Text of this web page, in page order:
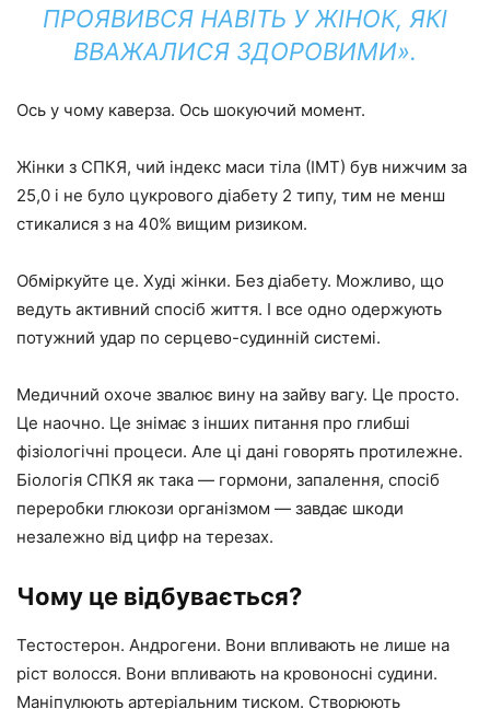
ПРОЯВИВСЯ НАВІТЬ У ЖІНОК, ЯКІ
ВВАЖАЛИСЯ ЗДОРОВИМИ».
Ось у чому каверза. Ось шокуючий момент.
Жінки з СПКЯ, чий індекс маси тіла (ІМТ) був нижчим за
25,0 і не було цукрового діабету 2 типу, тим не менш
стикалися з на 40% вищим ризиком.
Обміркуйте це. Худі жінки. Без діабету. Можливо, що
ведуть активний спосіб життя. І все одно одержують
потужний удар по серцево-судинній системі.
Медичний охоче звалює вину на зайву вагу. Це просто.
Це наочно. Це знімає з інших питання про глибші
фізіологічні процеси. Але ці дані говорять протилежне.
Біологія СПКЯ як така — гормони, запалення, спосіб
переробки глюкози організмом — завдає шкоди
незалежно від цифр на терезах.
Чому це відбувається?
Тестостерон. Андрогени. Вони впливають не лише на
ріст волосся. Вони впливають на кровоносні судини.
Маніпулюють артеріальним тиском. Створюють